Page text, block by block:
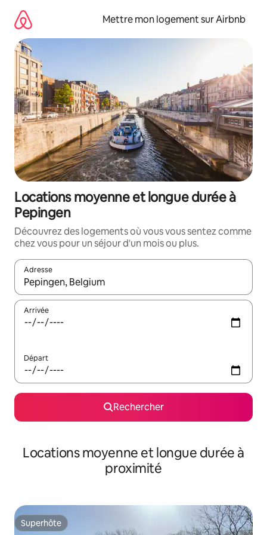
directement
contenu
Mettre mon logement sur Airbnb
Locations moyenne et longue durée à
Pepingen
Découvrez des logements où vous vous sentez comme
chez vous pour un séjour d'un mois ou plus.
Adresse
Lorsque les résultats s'affichent, utilisez les flèches vers le
Arrivée
Départ
Rechercher
Locations moyenne et longue durée à
proximité
Superhôte
Superhôte